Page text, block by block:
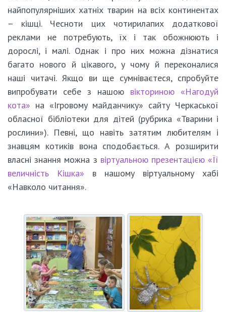
найпопулярніших хатніх тварин на всіх континентах
– кішці. Чесноти цих чотирилапих додаткової
реклами не потребують, їх і так обожнюють і
дорослі, і малі. Однак і про них можна дізнатися
багато нового й цікавого, у чому й переконалися
наші читачі. Якщо ви ще сумніваєтеся, спробуйте
випробувати себе з нашою вікториною «Нагодуй
кота» на «Ігровому майданчику» сайту Черкаської
обласної бібліотеки для дітей (рубрика «Тварини і
рослини»). Певні, що навіть затятим любителям і
знавцям котиків вона сподобається. А розширити
власні знання можна з віртуальною презентацією «Її
величність Кішка» в нашому віртуальному хабі
«Навколо читання».